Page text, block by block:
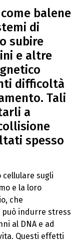
balene
di
subire
e altre
difficoltà
Tali
a
spesso
cellulare sugli
e la loro
che
può indurre stress
al DNA e ad
Questi effetti